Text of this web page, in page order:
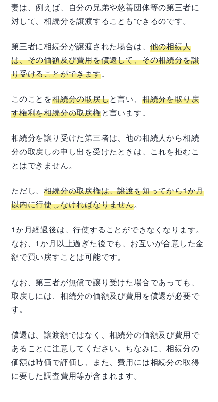
妻は、例えば、自分の兄弟や慈善団体等の第三者に
対して、相続分を譲渡することもできるのです。
第三者に相続分が譲渡された場合は、 他の相続人
は、その価額及び費用を償還して、その相続分を譲
り受けることができます。
このことを相続分の取戻しと言い、 相続分を取り戻
す権利を相続分の取戻権と言います。
相続分を譲り受けた第三者は、他の相続人から相続
分の取戻しの申し出を受けたときは、これを拒むこ
とはできません。
ただし、相続分の取戻権は、譲渡を知ってから1か月
以内に行使しなければなりません。
1か月経過後は、行使することができなくなります。
なお、1か月以上過ぎた後でも、お互いが合意した金
額で買い戻すことは可能です。
なお、第三者が無償で譲り受けた場合であっても、
取戻しには、相続分の価額及び費用を償還が必要で
す。
償還は、譲渡額ではなく、相続分の価額及び費用で
あることに注意してください。ちなみに、相続分の
価額は時価で評価し、また、費用には相続分の取得
に要した調査費用等が含まれます。